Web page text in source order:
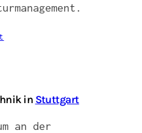
in Stuttgart
an der